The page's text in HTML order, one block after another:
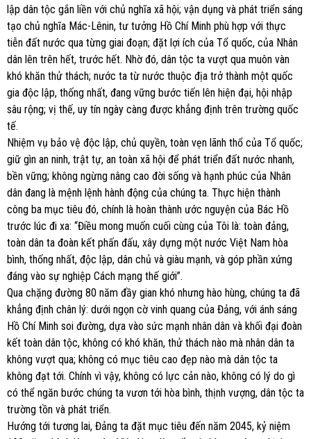
lập dân tộc gắn liền với chủ nghĩa xã hội; vận dụng và phát triển sáng
tạo chủ nghĩa Mác-Lênin, tư tưởng Hồ Chí Minh phù hợp với thực
tiễn đất nước qua từng giai đoạn; đặt lợi ích của Tổ quốc, của Nhân
dân lên trên hết, trước hết. Nhờ đó, dân tộc ta vượt qua muôn vàn
khó khăn thử thách; nước ta từ nước thuộc địa trở thành một quốc
gia độc lập, thống nhất, đang vững bước tiến lên hiện đại, hội nhập
sâu rộng; vị thế, uy tín ngày càng được khẳng định trên trường quốc
tế.
Nhiệm vụ bảo vệ độc lập, chủ quyền, toàn vẹn lãnh thổ của Tổ quốc;
giữ gìn an ninh, trật tự, an toàn xã hội để phát triển đất nước nhanh,
bền vững; không ngừng nâng cao đời sống và hạnh phúc của Nhân
dân đang là mệnh lệnh hành động của chúng ta. Thực hiện thành
công ba mục tiêu đó, chính là hoàn thành ước nguyện của Bác Hồ
trước lúc đi xa: “Điều mong muốn cuối cùng của Tôi là: toàn đảng,
toàn dân ta đoàn kết phấn đấu, xây dựng một nước Việt Nam hòa
bình, thống nhất, độc lập, dân chủ và giàu mạnh, và góp phần xứng
đáng vào sự nghiệp Cách mạng thế giới”.
Qua chặng đường 80 năm đầy gian khó nhưng hào hùng, chúng ta đã
khẳng định chân lý: dưới ngọn cờ vinh quang của Đảng, với ánh sáng
Hồ Chí Minh soi đường, dựa vào sức mạnh nhân dân và khối đại đoàn
kết toàn dân tộc, không có khó khăn, thử thách nào mà nhân dân ta
không vượt qua; không có mục tiêu cao đẹp nào mà dân tộc ta
không đạt tới. Chính vì vậy, không có lực cản nào, không có lý do gì
có thể ngăn bước chúng ta vươn tới hòa bình, thịnh vượng, dân tộc ta
trường tồn và phát triển.
Hướng tới tương lai, Đảng ta đặt mục tiêu đến năm 2045, kỷ niệm